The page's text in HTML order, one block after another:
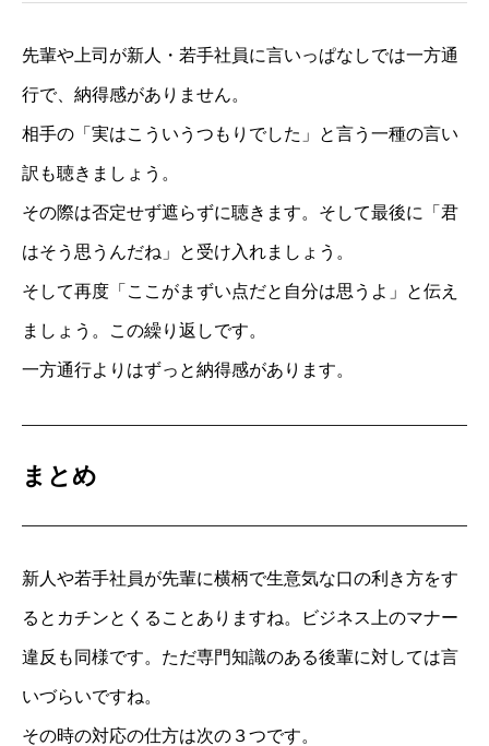
先輩や上司が新人・若手社員に言いっぱなしでは一方通
行で、納得感がありません。
相手の「実はこういうつもりでした」と言う一種の言い
訳も聴きましょう。
その際は否定せず遮らずに聴きます。そして最後に「君
はそう思うんだね」と受け入れましょう。
そして再度「ここがまずい点だと自分は思うよ」と伝え
ましょう。この繰り返しです。
一方通行よりはずっと納得感があります。
まとめ
新人や若手社員が先輩に横柄で生意気な口の利き方をす
るとカチンとくることありますね。ビジネス上のマナー
違反も同様です。ただ専門知識のある後輩に対しては言
いづらいですね。
その時の対応の仕方は次の３つです。